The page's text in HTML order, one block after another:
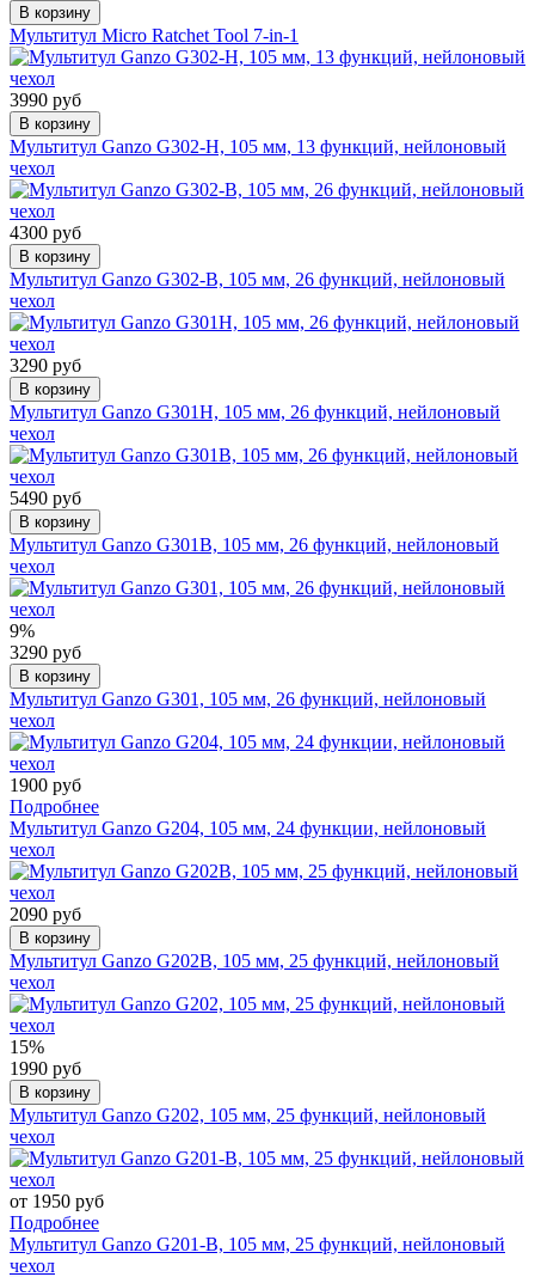
В корзину
Мультитул Micro Ratchet Tool 7-in-1
3990 руб
В корзину
Мультитул Ganzo G302-Н, 105 мм, 13 функций, нейлоновый
чехол
4300 руб
В корзину
Мультитул Ganzo G302-B, 105 мм, 26 функций, нейлоновый
чехол
3290 руб
В корзину
Мультитул Ganzo G301H, 105 мм, 26 функций, нейлоновый
чехол
5490 руб
В корзину
Мультитул Ganzo G301B, 105 мм, 26 функций, нейлоновый
чехол
9%
3290 руб
В корзину
Мультитул Ganzo G301, 105 мм, 26 функций, нейлоновый
чехол
1900 руб
Подробнее
Мультитул Ganzo G204, 105 мм, 24 функции, нейлоновый
чехол
2090 руб
В корзину
Мультитул Ganzo G202B, 105 мм, 25 функций, нейлоновый
чехол
15%
1990 руб
В корзину
Мультитул Ganzo G202, 105 мм, 25 функций, нейлоновый
чехол
от 1950 руб
Подробнее
Мультитул Ganzo G201-B, 105 мм, 25 функций, нейлоновый
чехол